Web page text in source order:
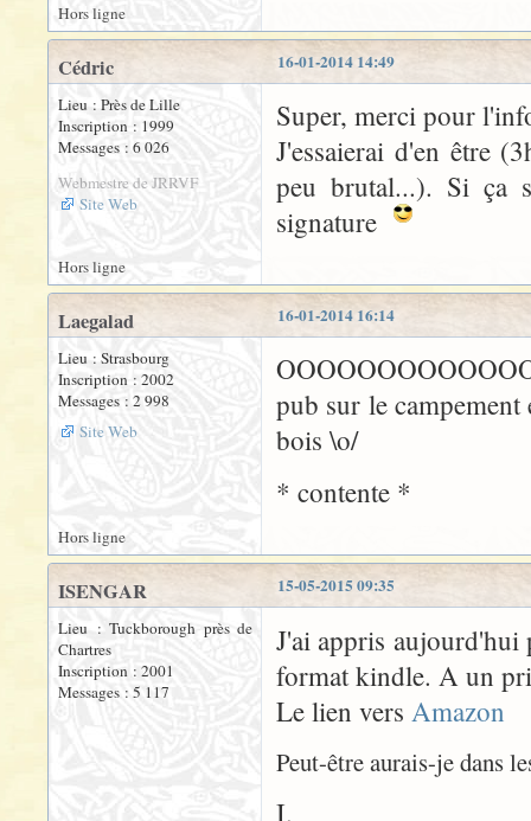
Hors ligne
16-01-2014 14:49
Cédric
Lieu : Près de Lille
Inscription : 1999
Messages : 6 026
Webmestre de JRRVF
Site Web
Super, merci pour
J'essaierai d'en être
peu brutal...). Si ça
signature
Hors ligne
16-01-2014 16:14
Laegalad
Lieu : Strasbourg
Inscription : 2002
Messages : 2 998
Site Web
pub sur le
bois \o/
* contente *
Hors ligne
15-05-2015 09:35
ISENGAR
Lieu : Tuckborough près de
Chartres
Inscription : 2001
Messages : 5 117
J'ai appris aujourd'hui
format kindle. A un
Le lien vers Amazon
Peut-être aurais-je dans
I.